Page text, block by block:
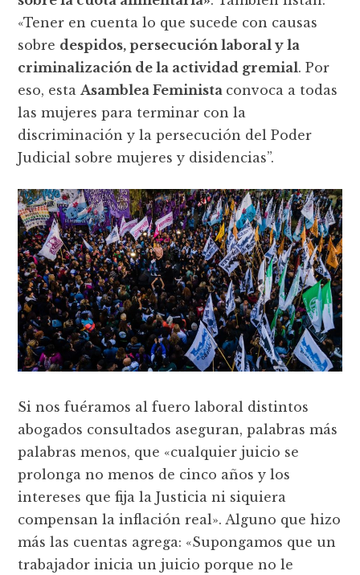
«Tener en cuenta lo que sucede con causas
sobre despidos, persecución laboral y la
criminalización de la actividad gremial. Por
eso, esta Asamblea Feminista convoca a todas
las mujeres para terminar con la
discriminación y la persecución del Poder
Judicial sobre mujeres y disidencias”.
Si nos fuéramos al fuero laboral distintos
abogados consultados aseguran, palabras más
palabras menos, que «cualquier juicio se
prolonga no menos de cinco años y los
intereses que fija la Justicia ni siquiera
compensan la inflación real». Alguno que hizo
más las cuentas agrega: «Supongamos que un
trabajador inicia un juicio porque no le